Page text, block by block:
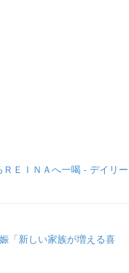
ＥＩＮＡへ一喝 - デイリー
「新しい家族が増える喜